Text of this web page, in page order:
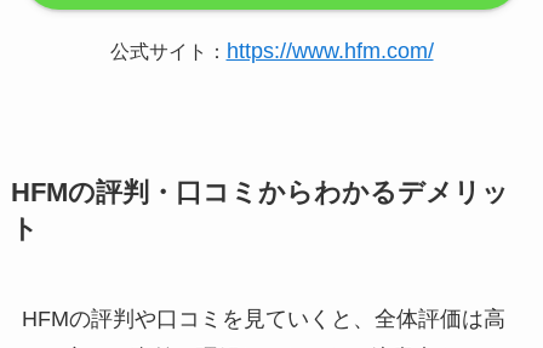
公式サイト： https://www.hfm.com/
HFMの評判・口コミからわかるデメリッ
ト
HFMの評判や口コミを見ていくと、全体評価は高